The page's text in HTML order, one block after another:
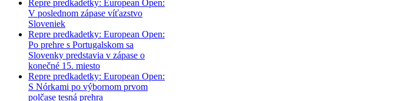
Repre predkadetky: European Open:
V poslednom zápase víťazstvo
Sloveniek
Repre predkadetky: European Open:
Po prehre s Portugalskom sa
Slovenky predstavia v zápase o
konečné 15. miesto
Repre predkadetky: European Open:
S Nórkami po výbornom prvom
polčase tesná prehra